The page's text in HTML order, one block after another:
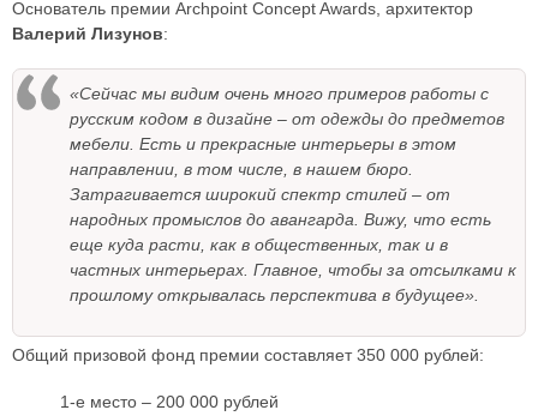
Основатель премии Archpoint Concept Awards, архитектор
Валерий Лизунов:
«Сейчас мы видим очень много примеров работы с
русским кодом в дизайне – от одежды до предметов
мебели. Есть и прекрасные интерьеры в этом
направлении, в том числе, в нашем бюро.
Затрагивается широкий спектр стилей – от
народных промыслов до авангарда. Вижу, что есть
еще куда расти, как в общественных, так и в
частных интерьерах. Главное, чтобы за отсылками к
прошлому открывалась перспектива в будущее».
Общий призовой фонд премии составляет 350 000 рублей:
1-е место – 200 000 рублей